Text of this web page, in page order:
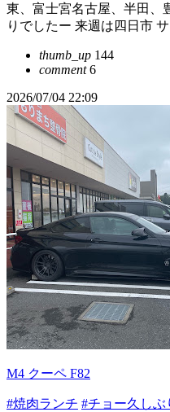
東、富士宮名古屋、半田、
りでしたー 来週は四日市
thumb_up 144
comment6
2026/07/04 22:09
M4 クーペ F82
#焼肉ランチ #チョー久しぶ